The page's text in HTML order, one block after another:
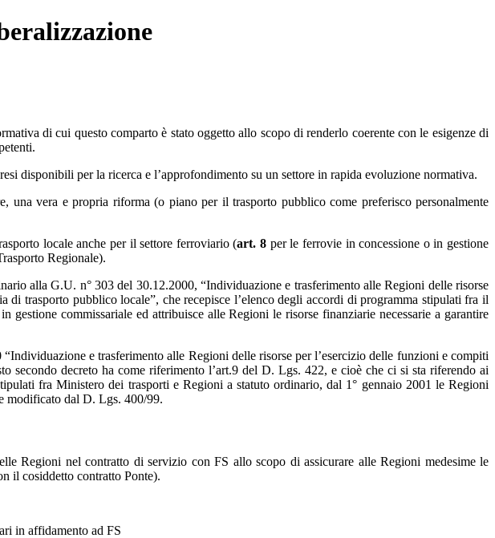
di cui questo comparto è stato oggetto allo scopo di renderlo coerente con le esigenze di
disponibili per la ricerca e l’approfondimento su un settore in rapida evoluzione normativa.
vera e propria riforma (o piano per il trasporto pubblico come preferisco personalmente
locale anche per il settore ferroviario (art. 8 per le ferrovie in concessione o in gestione
Regionale).
alla G.U. n° 303 del 30.12.2000, “Individuazione e trasferimento alle Regioni delle risorse
trasporto pubblico locale”, che recepisce l’elenco degli accordi di programma stipulati fra il
commissariale ed attribuisce alle Regioni le risorse finanziarie necessarie a garantire
e trasferimento alle Regioni delle risorse per l’esercizio delle funzioni e compiti
decreto ha come riferimento l’art.9 del D. Lgs. 422, e cioè che ci si sta riferendo ai
fra Ministero dei trasporti e Regioni a statuto ordinario, dal 1° gennaio 2001 le Regioni
modificato dal D. Lgs. 400/99.
Regioni nel contratto di servizio con FS allo scopo di assicurare alle Regioni medesime le
il cosiddetto contratto Ponte).
in affidamento ad FS